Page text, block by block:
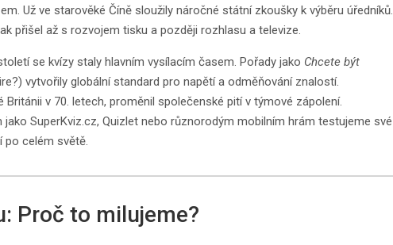
Už ve starověké Číně sloužily náročné státní zkoušky k výběru úředníků.
přišel až s rozvojem tisku a později rozhlasu a televize.
se kvízy staly hlavním vysílacím časem. Pořady jako Chcete být
vytvořily globální standard pro napětí a odměňování znalostí.
Británii v 70. letech, proměnil společenské pití v týmové zápolení.
SuperKviz.cz, Quizlet nebo různorodým mobilním hrám testujeme své
po celém světě.
Proč to milujeme?